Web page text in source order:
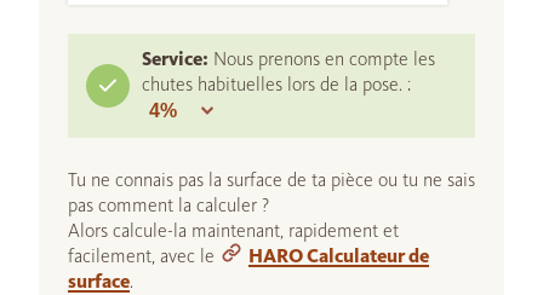
Service: Nous prenons en compte les
chutes habituelles lors de la pose. :
Tu ne connais pas la surface de ta pièce ou tu ne sais
pas comment la calculer ?
Alors calcule-la maintenant, rapidement et
facilement, avec le
HARO Calculateur de
surface.